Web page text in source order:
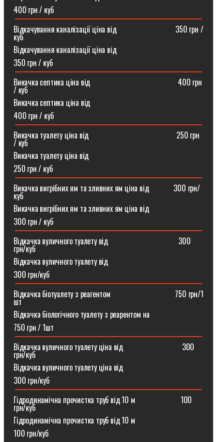
400 грн / куб
Відкачування каналізації ціна від ⠀⠀⠀⠀⠀⠀⠀⠀⠀⠀350 грн /
куб
Відкачування каналізації ціна від
350 грн / куб
Викачка септика ціна від ⠀⠀⠀⠀⠀⠀⠀⠀⠀⠀⠀⠀⠀⠀⠀400 грн
/ куб
Викачка септика ціна від
400 грн / куб
Викачка туалету ціна від ⠀⠀⠀⠀⠀⠀⠀⠀⠀⠀⠀⠀⠀⠀⠀250 грн
/ куб⠀
Викачка туалету ціна від
250 грн / куб
Викачка вигрібних ям та зливних ям ціна від ⠀⠀⠀⠀300 грн/
куб
Викачка вигрібних ям та зливних ям ціна від
300 грн / куб
Відкачка вуличного туалету від ⠀⠀⠀⠀⠀⠀⠀⠀⠀⠀⠀⠀300
грн/куб
Відкачка вуличного туалету від
300 грн/куб
Відкачка біотуалету з реагентом ⠀⠀⠀⠀⠀⠀⠀⠀⠀⠀⠀750 грн/1
шт
Відкачка біологічного туалету з реарентом на
750 грн / 1шт
Відкачка вуличного туалету ціна від ⠀⠀⠀⠀⠀⠀⠀⠀⠀⠀300
грн/куб
Відкачка вуличного туалету ціна від
300 грн/куб
Гідродинамічна прочистка труб від 10 м⠀⠀⠀⠀⠀⠀⠀⠀100
грн/куб
Гідродинамічна прочистка труб від 10 м
100 грн/куб